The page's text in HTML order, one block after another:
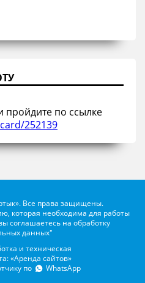
пройдите по ссылке
252139
Все права защищены.
которая необходима для работы
соглашаетесь на обработку
данных"
и техническая
«Аренда сайтов»
по
WhatsApp